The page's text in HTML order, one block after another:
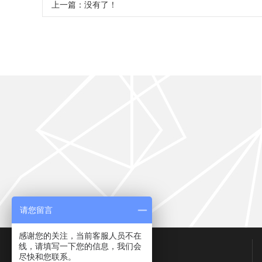
上一篇：没有了！
联系我们
请您留言
感谢您的关注，当前客服人员不在
线，请填写一下您的信息，我们会
尽快和您联系。